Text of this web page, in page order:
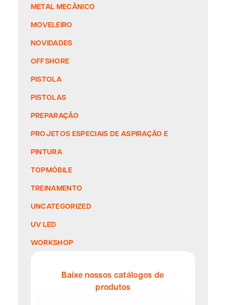
METAL MECÂNICO
MOVELEIRO
NOVIDADES
OFFSHORE
PISTOLA
PISTOLAS
PREPARAÇÃO
PROJETOS ESPECIAIS DE ASPIRAÇÃO E
PINTURA
TOPMÓBILE
TREINAMENTO
UNCATEGORIZED
UV LED
WORKSHOP
Baixe nossos catálogos de
produtos